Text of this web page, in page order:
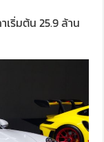
าเริ่มต้น 25.9 ล้าน